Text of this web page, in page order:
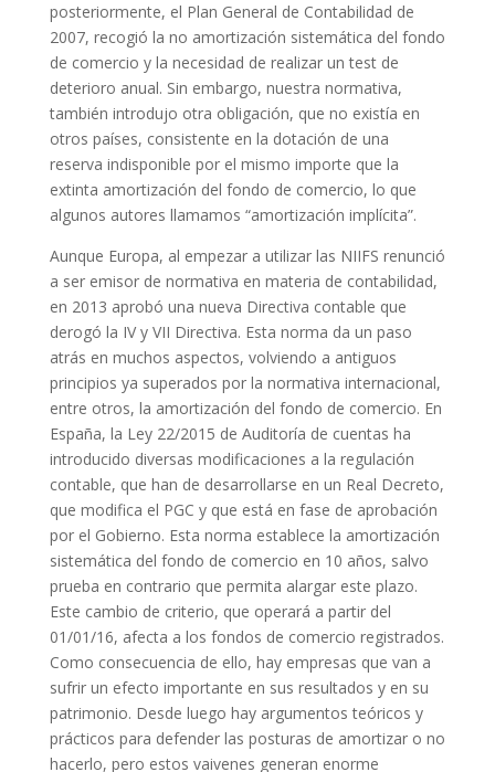
posteriormente, el Plan General de Contabilidad de
2007, recogió la no amortización sistemática del fondo
de comercio y la necesidad de realizar un test de
deterioro anual. Sin embargo, nuestra normativa,
también introdujo otra obligación, que no existía en
otros países, consistente en la dotación de una
reserva indisponible por el mismo importe que la
extinta amortización del fondo de comercio, lo que
algunos autores llamamos “amortización implícita”.
Aunque Europa, al empezar a utilizar las NIIFS renunció
a ser emisor de normativa en materia de contabilidad,
en 2013 aprobó una nueva Directiva contable que
derogó la IV y VII Directiva. Esta norma da un paso
atrás en muchos aspectos, volviendo a antiguos
principios ya superados por la normativa internacional,
entre otros, la amortización del fondo de comercio. En
España, la Ley 22/2015 de Auditoría de cuentas ha
introducido diversas modificaciones a la regulación
contable, que han de desarrollarse en un Real Decreto,
que modifica el PGC y que está en fase de aprobación
por el Gobierno. Esta norma establece la amortización
sistemática del fondo de comercio en 10 años, salvo
prueba en contrario que permita alargar este plazo.
Este cambio de criterio, que operará a partir del
01/01/16, afecta a los fondos de comercio registrados.
Como consecuencia de ello, hay empresas que van a
sufrir un efecto importante en sus resultados y en su
patrimonio. Desde luego hay argumentos teóricos y
prácticos para defender las posturas de amortizar o no
hacerlo, pero estos vaivenes generan enorme